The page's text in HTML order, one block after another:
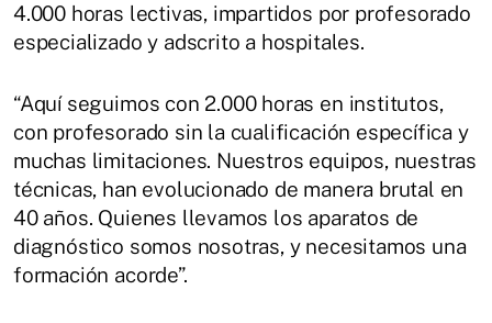
4.000 horas lectivas, impartidos por profesorado
especializado y adscrito a hospitales.
“Aquí seguimos con 2.000 horas en institutos,
con profesorado sin la cualificación específica y
muchas limitaciones. Nuestros equipos, nuestras
técnicas, han evolucionado de manera brutal en
40 años. Quienes llevamos los aparatos de
diagnóstico somos nosotras, y necesitamos una
formación acorde”.